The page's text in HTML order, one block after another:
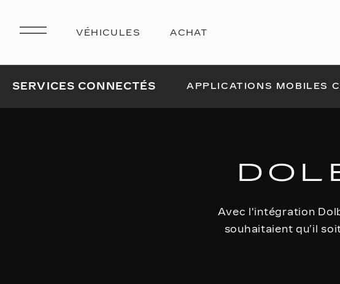
SERVICES CONNECTÉS APPLICATIONS MOBILES
Avec l'intégration
souhaitaient qu’il